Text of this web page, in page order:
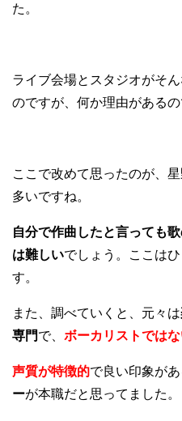
た。
ライブ会場とスタジオがそ
のですが、何か理由があるの
ここで改めて思ったのが、
多いですね。
自分で作曲したと言っても
は難しいでしょう。ここは
す。
また、調べていくと、元々は
専門で、 ボーカリストでは
声質が特徴的で良い印象があ
ーが本職だと思ってました。